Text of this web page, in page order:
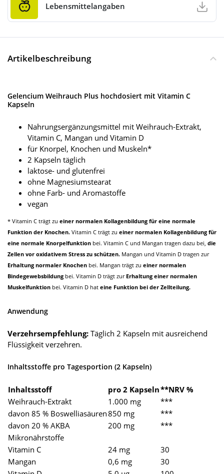
Lebensmittelangaben
Artikelbeschreibung
Gelencium Weihrauch Plus hochdosiert mit Vitamin C
Kapseln
Nahrungsergänzungsmittel mit Weihrauch-Extrakt,
Vitamin C, Mangan und Vitamin D
für Knorpel, Knochen und Muskeln*
2 Kapseln täglich
laktose- und glutenfrei
ohne Magnesiumstearat
ohne Farb- und Aromastoffe
vegan
* Vitamin C trägt zu einer normalen Kollagenbildung für eine normale
Funktion der Knochen. Vitamin C trägt zu einer normalen Kollagenbildung für
eine normale Knorpelfunktion bei. Vitamin C und Mangan tragen dazu bei, die
Zellen vor oxidativem Stress zu schützen. Mangan und Vitamin D tragen zur
Erhaltung normaler Knochen bei. Mangan trägt zu einer normalen
Bindegewebsbildung bei. Vitamin D trägt zur Erhaltung einer normalen
Muskelfunktion bei. Vitamin D hat eine Funktion bei der Zellteilung.
Anwendung
Verzehrsempfehlung: Täglich 2 Kapseln mit ausreichend
Flüssigkeit verzehren.
Inhaltsstoffe pro Tagesportion (2 Kapseln)
Inhaltsstoff pro 2 Kapseln**NRV %
Weihrauch-Extrakt
1.000 mg
***
davon 85 % Boswelliasäuren850 mg
***
davon 20 % AKBA
200 mg
***
Mikronährstoffe
Vitamin C
24 mg
30
Mangan
0,6 mg
30